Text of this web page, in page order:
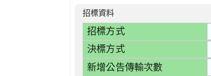
招標資料
招標方式
決標方式
新增公告傳輸次數